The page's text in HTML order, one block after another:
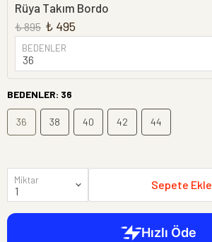
Rüya Takım Bordo
₺ 895 ₺ 495
BEDENLER
BEDENLER: 36
36 38 40 42 44
Miktar Sepete Ekle